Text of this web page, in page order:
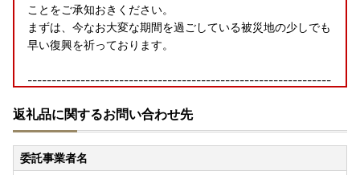
ことをご承知おきください。
まずは、今なお大変な期間を過ごしている被災地の少しでも
早い復興を祈っております。
---------------------------------------------------------------
令和6年能登半島地震で被災された皆さまに心よりお見舞い
申し上げます
返礼品に関するお問い合わせ先
委託事業者名